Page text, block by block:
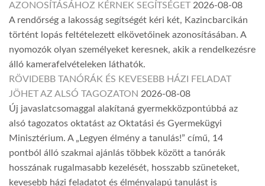
AZONOSÍTÁSÁHOZ KÉRNEK SEGÍTSÉGET 2026-08-08
A rendőrség a lakosság segítségét kéri két, Kazincbarcikán
történt lopás feltételezett elkövetőinek azonosításában. A
nyomozók olyan személyeket keresnek, akik a rendelkezésre
álló kamerafelvételeken láthatók.
RÖVIDEBB TANÓRÁK ÉS KEVESEBB HÁZI FELADAT
JÖHET AZ ALSÓ TAGOZATON 2026-08-08
Új javaslatcsomaggal alakítaná gyermekközpontúbbá az
alsó tagozatos oktatást az Oktatási és Gyermekügyi
Minisztérium. A „Legyen élmény a tanulás!” című, 14
pontból álló szakmai ajánlás többek között a tanórák
hosszának rugalmasabb kezelését, hosszabb szüneteket,
kevesebb házi feladatot és élményalapú tanulást is